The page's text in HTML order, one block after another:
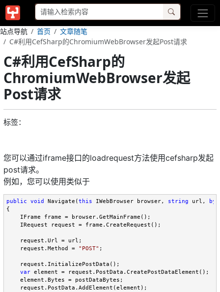
站点导航 首页
文章随笔
C#利用CefSharp的ChromiumWebBrowser发起Post请求
C#利用CefSharp的
ChromiumWebBrowser发起
Post请求
标签：
您可以通过iframe接口的loadrequest方法使用cefsharp发起
post请求。
例如，您可以使用类似于
public void Navigate(this IWebBrowser browser, string url,
{
    IFrame frame = browser.GetMainFrame();
    IRequest request = frame.CreateRequest();
    request.Url = url;
    request.Method =
" POST" ;
    request.InitializePostData();
var element = request.PostData.CreatePostDataElement();
    element.Bytes = postDataBytes;
    request.PostData.AddElement(element);